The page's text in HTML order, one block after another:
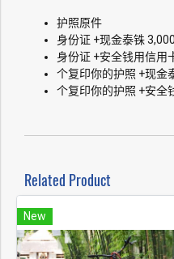
护照原件
身份证 +现金泰铢 3,000
身份证 +安全钱用信用
个复印你的护照 +现金
个复印你的护照 +安全
Related Product
New